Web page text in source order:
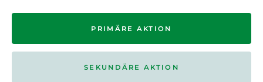
PRIMÄRE AKTION
SEKUNDÄRE AKTION